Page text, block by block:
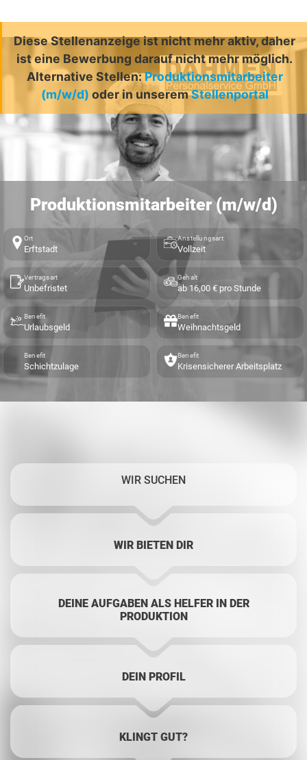
Diese Stellenanzeige ist nicht mehr aktiv, daher
ist eine Bewerbung darauf nicht mehr möglich.
Alternative Stellen:Produktionsmitarbeiter
(m/w/d) oder in unseremStellenportal
Produktionsmitarbeiter (m/w/d)
Ort
Erftstadt
Anstellungsart
Vollzeit
Vertragsart
Unbefristet
Gehalt
ab 16,00 € pro Stunde
Benefit
Urlaubsgeld
Benefit
Weihnachtsgeld
Benefit
Schichtzulage
Benefit
Krisensicherer Arbeitsplatz
WIR SUCHEN
WIR BIETEN DIR
DEINE AUFGABEN ALS HELFER IN DER
PRODUKTION
DEIN PROFIL
KLINGT GUT?